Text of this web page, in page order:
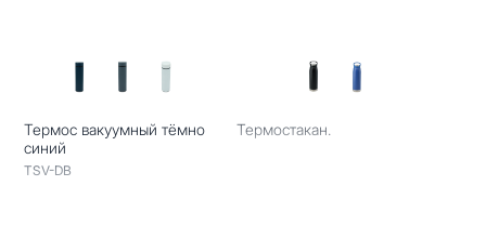
Термос вакуумный тёмно
синий
TSV-DB
Термостакан.